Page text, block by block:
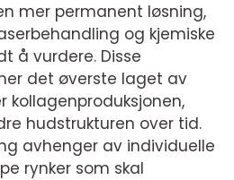
mer permanent løsning,
og kjemiske
å vurdere. Disse
det øverste laget av
kollagenproduksjonen,
hudstrukturen over tid.
avhenger av individuelle
rynker som skal